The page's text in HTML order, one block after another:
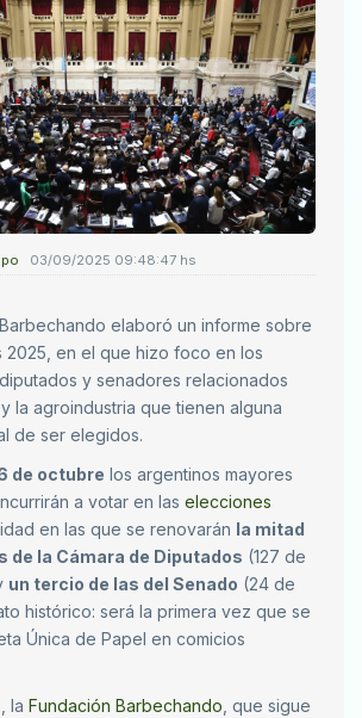
03/09/2025 09:48:47 hs
elaboró un informe sobre
2025, en el que hizo foco en los
y senadores relacionados
la agroindustria que tienen alguna
de ser elegidos.
de octubre los argentinos mayores
a votar en las elecciones
en las que se renovarán la mitad
de la Cámara de Diputados (127 de
un tercio de las del Senado (24 de
histórico: será la primera vez que se
Única de Papel en comicios
la Fundación Barbechando , que sigue